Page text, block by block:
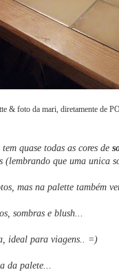
& foto da mari, diretamente de
tem quase todas as cores de
que uma unica
mas na palette também
sombras e blush...
ideal para viagens.. =)
da palete...